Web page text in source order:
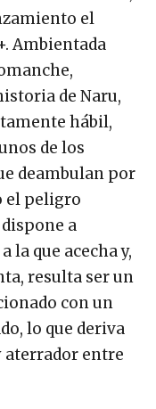
el
Ambientada
de Naru,
hábil,
de los
deambulan por
el peligro
a
la que acecha y,
resulta ser un
con un
lo que deriva
entre